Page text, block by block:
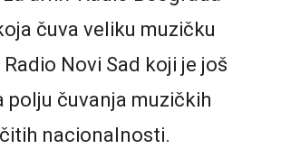
čuva veliku muzičku
Novi Sad koji je još
polju čuvanja muzičkih
nacionalnosti.